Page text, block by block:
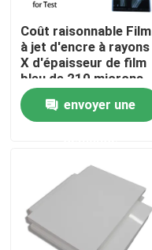
Contact
nouvelles
X médical Ray Film
Jet d'encre X Ray Film
Coût raisonnable Film
à jet d'encre à rayons
X d'épaisseur de film
bleu de 210 microns
Idéal pour la
radiographie médicale
et industrielle
envoyer une